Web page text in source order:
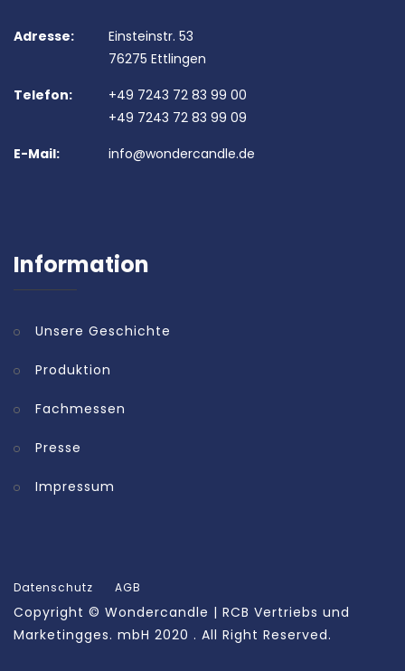
Adresse:
Einsteinstr. 53
76275 Ettlingen
Telefon:
+49 7243 72 83 99 00
+49 7243 72 83 99 09
E-Mail:
info@wondercandle.de
Information
Unsere Geschichte
Produktion
Fachmessen
Presse
Impressum
Datenschutz AGB
Copyright © Wondercandle | RCB Vertriebs und
Marketingges. mbH 2020 . All Right Reserved.